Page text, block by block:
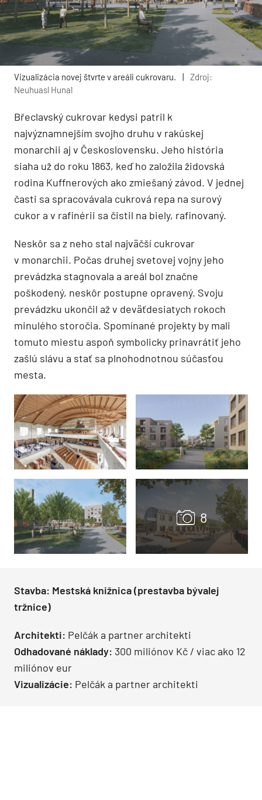
Vizualizácia novej štvrte v areáli cukrovaru. |
Zdroj:
Neuhuasl Hunal
Břeclavský cukrovar kedysi patril k
najvýznamnejším svojho druhu v rakúskej
monarchii aj v Československu. Jeho história
siaha už do roku 1863, keď ho založila židovská
rodina Kuffnerových ako zmiešaný závod. V jednej
časti sa spracovávala cukrová repa na surový
cukor a v rafinérii sa čistil na biely, rafinovaný.
Neskôr sa z neho stal najväčší cukrovar
v monarchii. Počas druhej svetovej vojny jeho
prevádzka stagnovala a areál bol značne
poškodený, neskôr postupne opravený. Svoju
prevádzku ukončil až v deväťdesiatych rokoch
minulého storočia. Spomínané projekty by mali
tomuto miestu aspoň symbolicky prinavrátiť jeho
zašlú slávu a stať sa plnohodnotnou súčasťou
mesta.
Stavba: Mestská knižnica (prestavba bývalej
tržnice)
Architekti: Pelčák a partner architekti
Odhadované náklady: 300 miliónov Kč / viac ako 12
miliónov eur
Vizualizácie: Pelčák a partner architekti